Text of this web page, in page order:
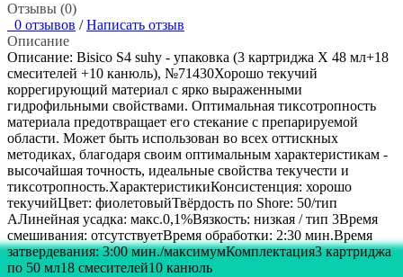
Отзывы (0)
0 отзывов / Написать отзыв
Описание
Описание: Bisico S4 suhy - упаковка (3 картриджа Х 48 мл+18
смесителей +10 канюль), №71430Хорошо текучий
коррегирующий материал с ярко выраженными
гидрофильными свойствами. Оптимальная тиксотропность
материала предотвращает его стекание с препарируемой
области. Может быть использован во всех оттискных
методиках, благодаря своим оптимальным характеристикам -
высочайшая точность, идеальные свойства текучести и
тиксотропность.ХарактеристикиКонсистенция: хорошо
текучийЦвет: фиолетовыйТвёрдость по Shore: 50/тип
АЛинейная усадка: макс.0,1%Вязкость: низкая / тип 3Время
смешивания: отсутствуетВремя обработки: 2:30 мин.Время
затвердевания: 3:00 мин./максимумКомплектация3 картриджа
по 50 мл18 смесителей10 канюль